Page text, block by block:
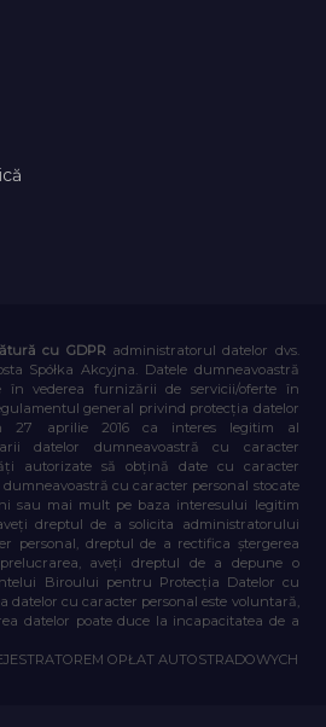
cu GDPR administratorul datelor dvs.
Spółka Akcyjna. Datele dumneavoastră
în vederea furnizării de servicii/oferte în
general privind protecția datelor
27 aprilie 2016 ca interes legitim al
datelor dumneavoastră cu caracter
autorizate să obțină date cu caracter
cu caracter personal stocate
sau mai mult pe baza interesului legitim
dreptul de a solicita administratorului
personal, dreptul de a rectifica ștergerea
aveți dreptul de a depune o
Biroului pentru Protecția Datelor cu
datelor cu caracter personal este voluntară,
datelor poate duce la incapacitatea de a
OPŁAT AUTOSTRADOWYCH